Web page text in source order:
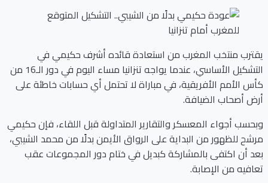
يقترب منتخب المغرب من استعادة قائده أشرف حكيمي في
التشكيل الأساسي، عندما يواجه تنزانيا مساء اليوم في دور الـ16 من
كأس الأمم الأفريقية، في مباراة لا تحتمل أي حسابات خاطئة على
أرض أصحاب الضيافة.
وبحسب أجواء المعسكر والتقارير المتداولة قبل اللقاء، فإن حكيمي
مرشح للظهور من البداية على الرواق الأيمن بدلًا من محمد الشيبي،
بعد أن اكتفى بالمشاركة كبديل في ختام دور المجموعات عقب
تعافيه من الإصابة.